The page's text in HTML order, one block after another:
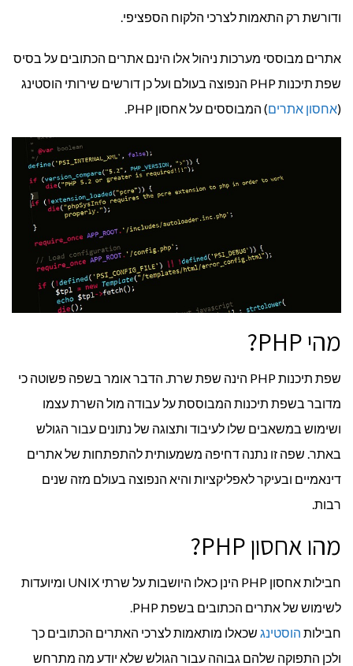
ודורשת רק התאמות לצרכי הלקוח הספציפי.
אתרים מבוססי מערכות ניהול אלו הינם אתרים הכתובים על בסיס
שפת תיכנות PHP הנפוצה בעולם ועל כן דורשים שירותי הוסטינג
(אחסון אתרים) המבוססים על אחסון PHP.
מהי PHP?
שפת תיכנות PHP הינה שפת שרת. הדבר אומר בשפה פשוטה כי
מדובר בשפת תיכנות המבוססת על עבודה מול השרת עצמו
ושימוש במשאבים שלו לעיבוד ותצוגה של נתונים עבור הגולש
באתר. שפה זו נתנה דחיפה משמעותית להתפתחות של אתרים
דינאמיים ובעיקר לאפליקציות והיא הנפוצה בעולם מזה שנים
רבות.
מהו אחסון PHP?
חבילות אחסון PHP הינן כאלו היושבות על שרתי UNIX ומיועדות
חבילות הוסטינג שכאלו מותאמות לצרכי האתרים הכתובים כך
ולכן התפוקה שלהם גבוהה עבור הגולש שלא יודע מה מתרחש